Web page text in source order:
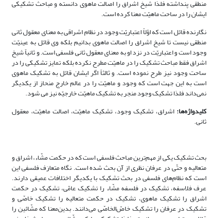
منطقی پنداشته فلذا شیخ اشراق را اصالت ماهوی دانسته و مباحث تشکیکی
ایشان را در ساحت ماهیّت معنا کرده است.
نگارنده قائل است که اوّلاً اعتباریّت وجود در نظام اشراقی به معنای معقول ثانی
منطقی نیست تا شیخ اشراق را اصالت ماهوی بدانیم بلکه وی قائل به عینیّت
وجود است و اعتباریّت در نزد او به معنای معقول ثانی فلسفی است. و ثانیاً شیخ
اشراق فقط مباحث تشکیک را در ماهیّت مطرح نکرده بلکه تمایز تشکیکی را در
ساحت وجود نیز طرح نموده است. و ثالثاً اگر ایشان قائل به تشکیک ماهوی
است به این جهت است که وجود و ماهیّت را در عالم خارج منحاز از یکدیگر
نمی‌داند فلذا تشکیک وجود منجر به تشکیک ماهیّت خارجیّه نیز می شود.
کلیدواژه‌ها: اشراق، تشکیک وجود، تشکیک ماهیّت، اصالت ماهیّت، معقول
‌ثانی.
بحث تشکیک یکی از مهم‌ترین مباحث فلسفی است که در حکمت مشّاء، اشراق و
متعالیه و حتّی در عرفان نظری از آن بحث شده است. نگاه متعارَف فلسفی این
است که نظام‌های فلسفی در بحث تشکیک با یکدیگر اختلافات عمیقی دارند.
عرف فلاسفه، تشکیک در فلسفه مشّاء را تشکیک عامّی، تشکیک در حکمت
اشراق را تشکیک ماهوی، تشکیک در حکمت متعالیه را تشکیک خاصّی و
تشکیک در عرفان را تشکیک خاصّ‌الخاصّی می‌دانند. بدین‌معنا که مشّائین را